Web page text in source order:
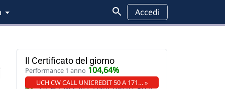
Accedi
Il Certificato del giorno
Performance 1 anno 104,64%
UCH CW CALL UNICREDIT 50 A 171… »